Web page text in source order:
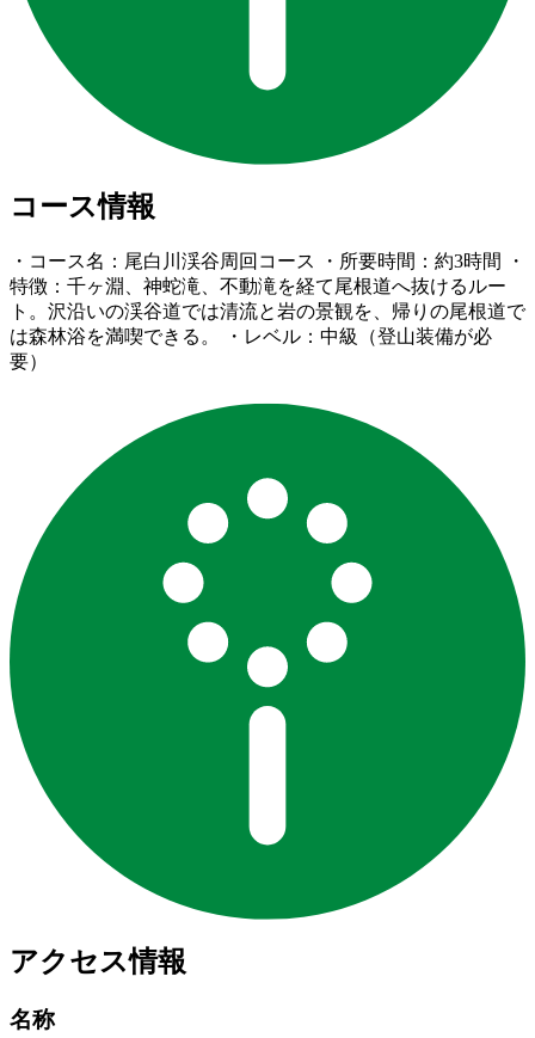
コース情報
・コース名：尾白川渓谷周回コース ・所要時間：約3時間 ・
特徴：千ヶ淵、神蛇滝、不動滝を経て尾根道へ抜けるルー
ト。沢沿いの渓谷道では清流と岩の景観を、帰りの尾根道で
は森林浴を満喫できる。 ・レベル：中級（登山装備が必
要）
アクセス情報
名称